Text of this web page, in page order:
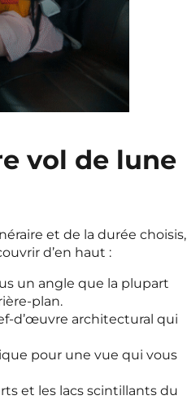
vol de lune
et de la durée choisis,
d’en haut :
un angle que la plupart
plan.
d’œuvre architectural qui
pour une vue qui vous
et les lacs scintillants du